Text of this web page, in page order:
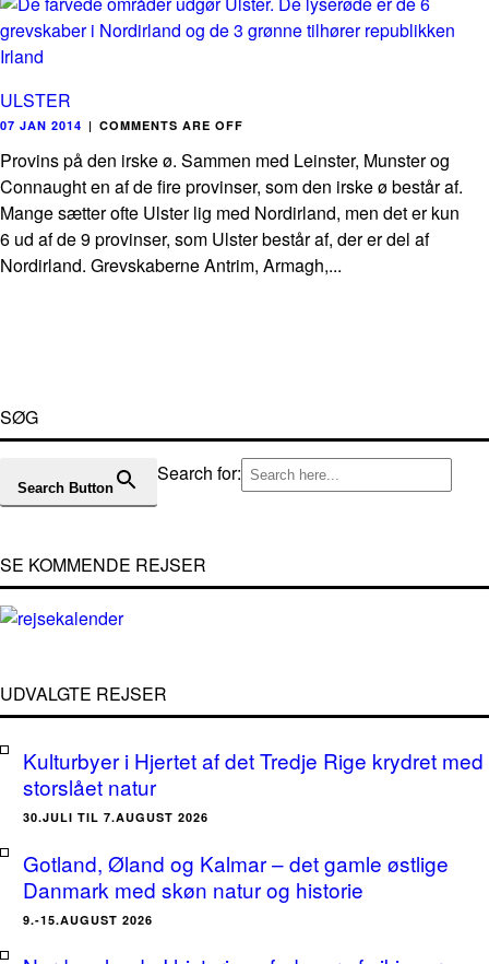
ULSTER
07 JAN 2014 | COMMENTS ARE OFF
Provins på den irske ø. Sammen med Leinster, Munster og
Connaught en af de fire provinser, som den irske ø består af.
Mange sætter ofte Ulster lig med Nordirland, men det er kun
6 ud af de 9 provinser, som Ulster består af, der er del af
Nordirland. Grevskaberne Antrim, Armagh,...
SØG
Search for:
Search Button
SE KOMMENDE REJSER
UDVALGTE REJSER
Kulturbyer i Hjertet af det Tredje Rige krydret med
storslået natur
30.JULI TIL 7.AUGUST 2026
Gotland, Øland og Kalmar – det gamle østlige
Danmark med skøn natur og historie
9.-15.AUGUST 2026